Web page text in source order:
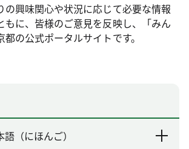
の興味関心や状況に応じて必要な情報
もに、皆様のご意見を反映し、「みん
の公式ポータルサイトです。
（にほんご）